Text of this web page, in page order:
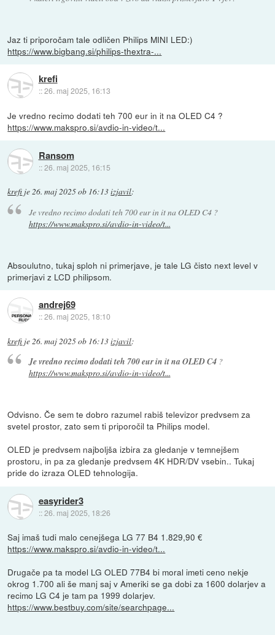
Jaz ti priporočam tale odličen Philips MINI LED:)
https://www.bigbang.si/philips-thextra-...
krefi
::26. maj 2025, 16:13
Je vredno recimo dodati teh 700 eur in it na OLED C4 ?
https://www.makspro.si/avdio-in-video/t...
Ransom
::26. maj 2025, 16:15
krefi je26. maj 2025 ob 16:13izjavil:
Je vredno recimo dodati teh 700 eur in it na OLED C4 ?
https://www.makspro.si/avdio-in-video/t...
Absoulutno, tukaj sploh ni primerjave, je tale LG čisto next level v
primerjavi z LCD philipsom.
andrej69
::26. maj 2025, 18:10
krefi je26. maj 2025 ob 16:13izjavil:
Je vredno recimo dodati teh 700 eur in it na OLED C4?
https://www.makspro.si/avdio-in-video/t...
Odvisno. Če sem te dobro razumel rabiš televizor predvsem za
svetel prostor, zato sem ti priporočil ta Philips model.
OLED je predvsem najboljša izbira za gledanje v temnejšem
prostoru, in pa za gledanje predvsem 4K HDR/DV vsebin.. Tukaj
pride do izraza OLED tehnologija.
easyrider3
::26. maj 2025, 18:26
Saj imaš tudi malo cenejšega LG 77 B4 1.829,90 €
https://www.makspro.si/avdio-in-video/t...
Drugače pa ta model LG OLED 77B4 bi moral imeti ceno nekje
okrog 1.700 ali še manj saj v Ameriki se ga dobi za 1600 dolarjev a
recimo LG C4 je tam pa 1999 dolarjev.
https://www.bestbuy.com/site/searchpage...